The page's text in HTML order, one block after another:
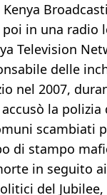
in una radio
Television
delle
nel 2007,
la polizia
scambiati
di stampo
in seguito
del